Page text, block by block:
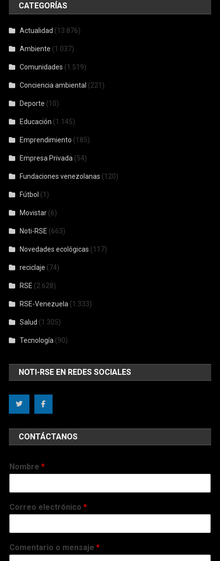
CATEGORÍAS
Actualidad (13.876)
Ambiente (1.037)
Comunidades (1.519)
Conciencia ambiental (221)
Deporte (10)
Educación (1.145)
Emprendimiento (185)
Empresa Privada (54)
Fundaciones venezolanas (120)
Fútbol (1)
Movistar (6)
Noti-RSE (663)
Novedades ecológicas (117)
reciclaje (74)
RSE (2.628)
RSE-Venezuela (1.333)
Salud (1.305)
Tecnología (90)
NOTI-RSE EN REDES SOCIALES
CONTÁCTANOS
Nombre*
Correo electrónico*
Comentario o mensaje*